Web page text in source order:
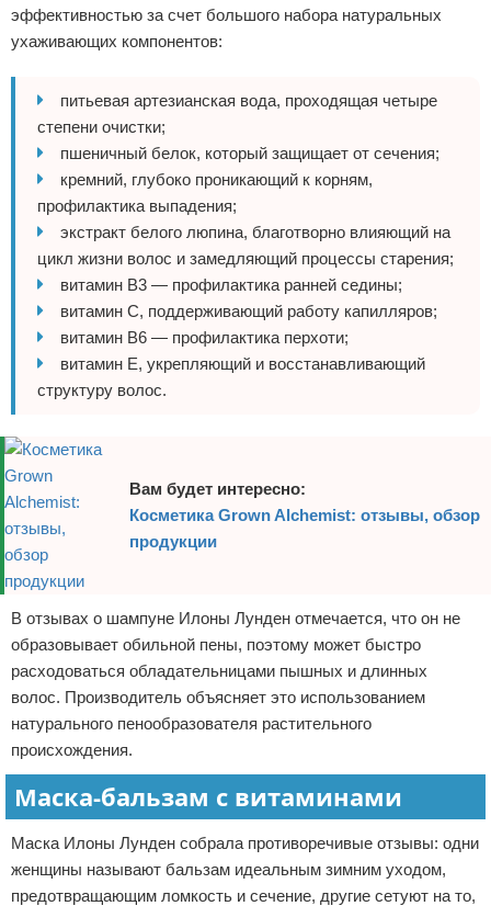
эффективностью за счет большого набора натуральных
ухаживающих компонентов:
питьевая артезианская вода, проходящая четыре
степени очистки;
пшеничный белок, который защищает от сечения;
кремний, глубоко проникающий к корням,
профилактика выпадения;
экстракт белого люпина, благотворно влияющий на
цикл жизни волос и замедляющий процессы старения;
витамин В3 — профилактика ранней седины;
витамин С, поддерживающий работу капилляров;
витамин В6 — профилактика перхоти;
витамин Е, укрепляющий и восстанавливающий
структуру волос.
Вам будет интересно:
Косметика Grown Alchemist: отзывы, обзор
продукции
В отзывах о шампуне Илоны Лунден отмечается, что он не
образовывает обильной пены, поэтому может быстро
расходоваться обладательницами пышных и длинных
волос. Производитель объясняет это использованием
натурального пенообразователя растительного
происхождения.
Маска-бальзам с витаминами
Маска Илоны Лунден собрала противоречивые отзывы: одни
женщины называют бальзам идеальным зимним уходом,
предотвращающим ломкость и сечение, другие сетуют на то,